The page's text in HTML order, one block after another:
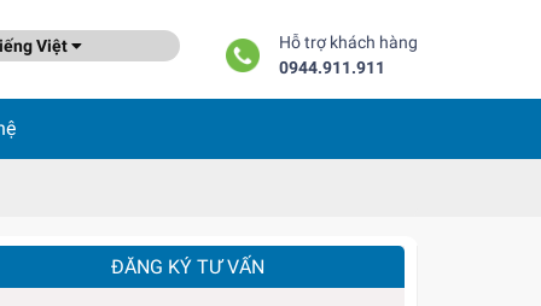
Hỗ trợ khách hàng
0944.911.911
Việt
ĐĂNG KÝ TƯ VẤN